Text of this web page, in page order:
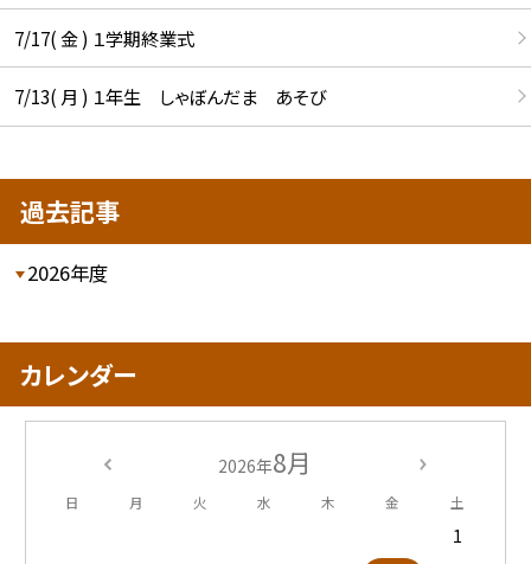
7/17( 金 ) １学期終業式
7/13( 月 ) １年生 しゃぼんだま あそび
過去記事
2026年度
カレンダー
2026年8月
日 月 火 水 木 金 土
1